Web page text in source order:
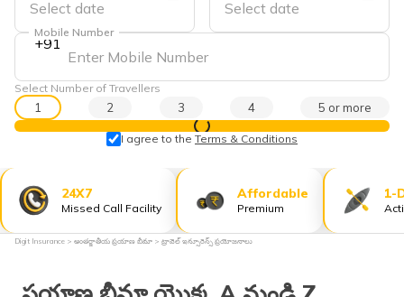
+91
Mobile Number
Select Number of Travellers
1 2 3 4 5 or more
View Prices
I agree to the Terms & Conditions
24X7
Missed Call Facility
Affordable
Premium
1-
Digit Insurance అంతర్జాతీయ ప్రయాణ బీమా ట్రావెల్ ఇన్సూరెన్స్ ప్రయోజనాలు